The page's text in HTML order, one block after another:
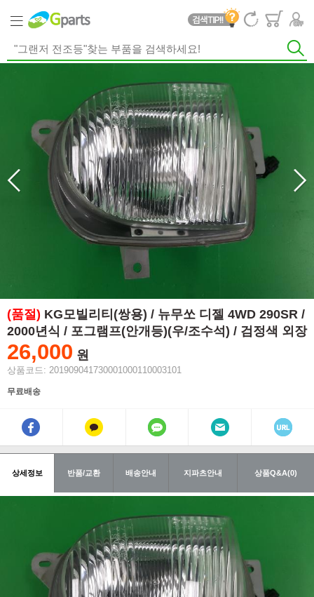
(품절) KG모빌리티(쌍용) / 뉴무쏘 디젤 4WD 290SR /
2000년식 / 포그램프(안개등)(우/조수석) / 검정색 외장
26,000 원
상품코드: 201909041730001000110003101
무료배송
상세정보 반품/교환 배송안내 지파츠안내 상품Q&A(0)